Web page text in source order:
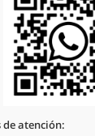
atención: